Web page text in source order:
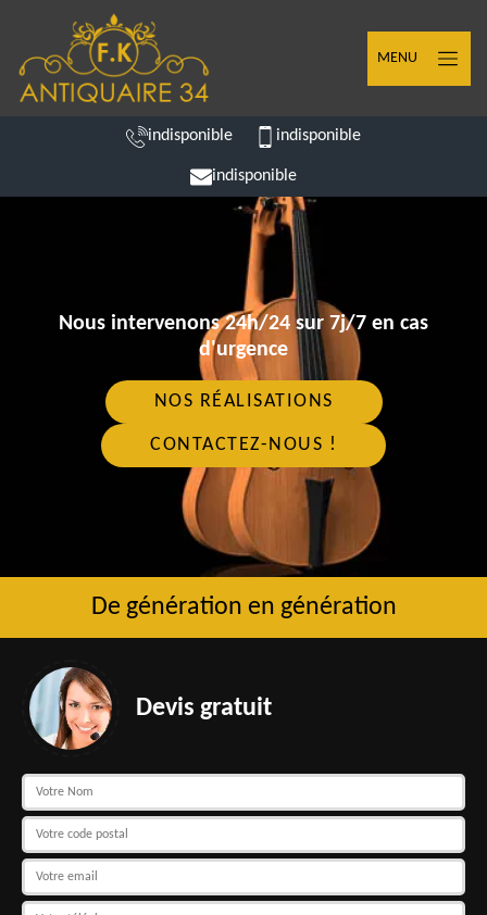
MENU
indisponible indisponible
indisponible
Nous intervenons 24h/24 sur 7j/7 en cas
d'urgence
NOS RÉALISATIONS
CONTACTEZ-NOUS !
De génération en génération
Devis gratuit